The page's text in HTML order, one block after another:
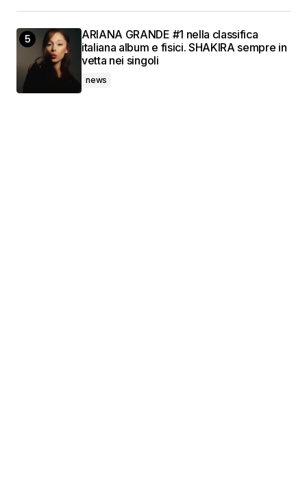
ARIANA GRANDE #1 nella classifica
italiana album e fisici. SHAKIRA sempre in
vetta nei singoli
news